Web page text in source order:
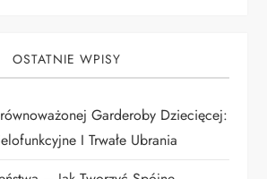
OSTATNIE WPISY
Garderoby Dziecięcej:
I Trwałe Ubrania